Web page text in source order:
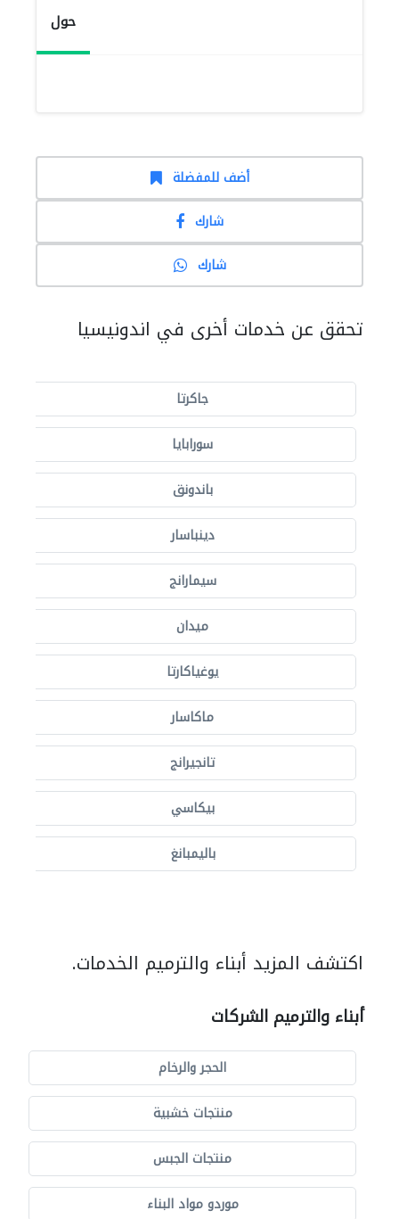
حول
أضف للمفضلة
شارك
شارك
تحقق عن خدمات أخرى في اندونيسيا
جاكرتا
سورابايا
باندونق
دينباسار
سيمارانج
ميدان
يوغياكارتا
ماكاسار
تانجيرانج
بيكاسي
باليمبانغ
اكتشف المزيد أبناء والترميم الخدمات.
أبناء والترميم الشركات
الحجر والرخام
منتجات خشبية
منتجات الجبس
موردو مواد البناء